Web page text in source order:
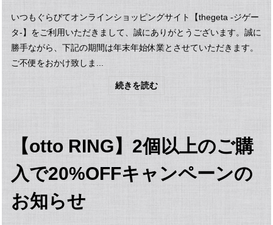
いつもぐらびてオンラインショッピングサイト【thegeta -ジゲー
タ-】をご利用いただきまして、誠にありがとうございます。誠に
勝手ながら、下記の期間は年末年始休業とさせていただきます。
ご不便をおかけ致しま...
続きを読む
【otto RING】2個以上のご購
入で20%OFFキャンペーンの
お知らせ